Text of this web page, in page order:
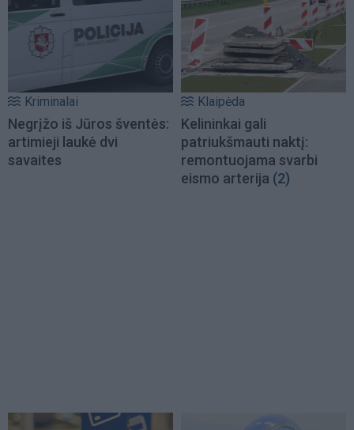
Kriminalai
Negrįžo iš Jūros šventės:
artimieji laukė dvi
savaites
Klaipėda
Kelininkai gali
patriukšmauti naktį:
remontuojama svarbi
eismo arterija (2)